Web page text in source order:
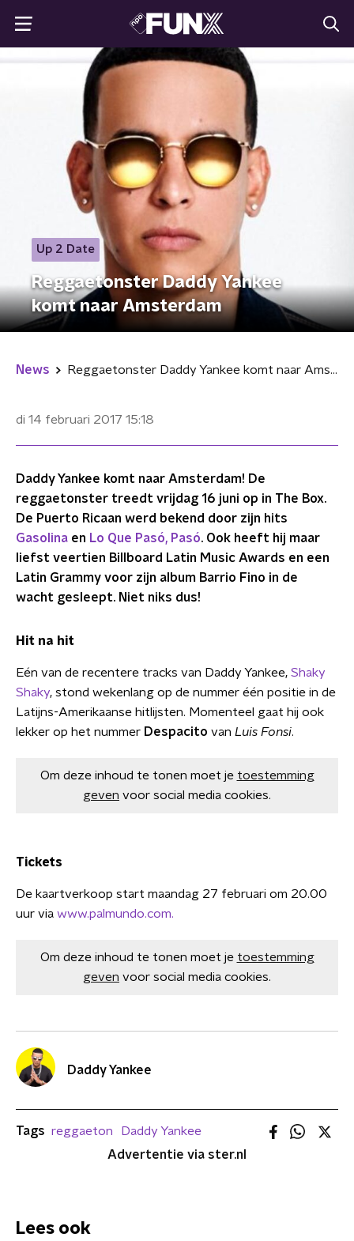
Up 2 Date
Reggaetonster Daddy Yankee
komt naar Amsterdam
News Reggaetonster Daddy Yankee komt naar Amsterdam
di 14 februari 2017 15:18
Daddy Yankee komt naar Amsterdam! De
reggaetonster treedt vrijdag 16 juni op in The Box.
De Puerto Ricaan werd bekend door zijn hits
Gasolina en Lo Que Pasó, Pasó. Ook heeft hij maar
liefst veertien Billboard Latin Music Awards en een
Latin Grammy voor zijn album Barrio Fino in de
wacht gesleept. Niet niks dus!
Hit na hit
Eén van de recentere tracks van Daddy Yankee, Shaky
Shaky, stond wekenlang op de nummer één positie in de
Latijns-Amerikaanse hitlijsten. Momenteel gaat hij ook
lekker op het nummer Despacito van Luis Fonsi.
Om deze inhoud te tonen moet je toestemming
geven voor social media cookies.
Tickets
De kaartverkoop start maandag 27 februari om 20.00
uur via www.palmundo.com.
Om deze inhoud te tonen moet je toestemming
geven voor social media cookies.
Daddy Yankee
Tags reggaeton
Daddy Yankee
Advertentie via ster.nl
Lees ook